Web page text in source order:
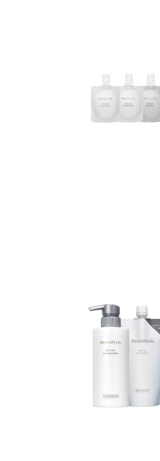
キス、クレア
Ａ、ラウリン
ン酸ＴＥＡ、
水、グリセリ
リン、カチオ
マージリノレイ
シエチルセル
１０、クオタニ
ムーンパー
水、ココイル
ル、香料、加
サガラメエキ
ル）、ＢＧ、
０、硫酸Ｎａ